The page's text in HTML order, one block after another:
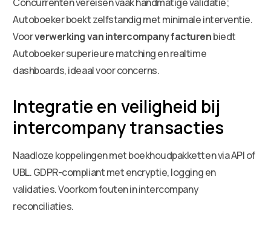
Autoboeker boekt zelfstandig met minimale interventie.
Voorverwerking van intercompany facturenbiedt
Autoboeker superieure matching en realtime
dashboards, ideaal voor concerns.
Integratie en veiligheid bij
intercompany transacties
Naadloze koppelingen met boekhoudpakketten via API of
UBL. GDPR-compliant met encryptie, logging en
validaties. Voorkom fouten in intercompany
reconciliaties.